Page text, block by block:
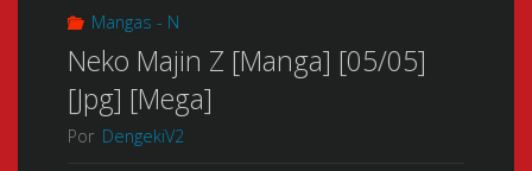
Mangas - N
Neko Majin Z [Manga] [05/05]
[Jpg] [Mega]
Por DengekiV2